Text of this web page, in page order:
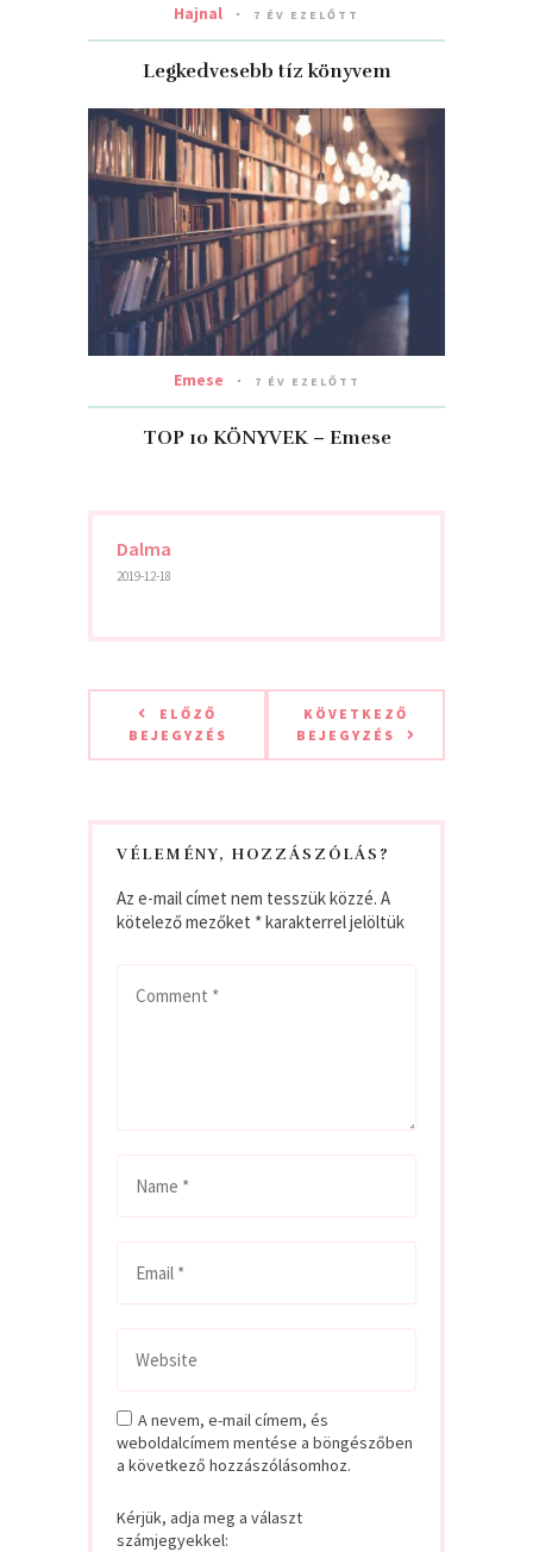
Hajnal 7 ÉV EZELŐTT
Legkedvesebb tíz könyvem
Emese 7 ÉV EZELŐTT
TOP 10 KÖNYVEK – Emese
Dalma
2019-12-18
ELŐZŐ
BEJEGYZÉS
KÖVETKEZŐ
BEJEGYZÉS
VÉLEMÉNY, HOZZÁSZÓLÁS?
Az e-mail címet nem tesszük közzé. A
kötelező mezőket *karakterrel jelöltük
A nevem, e-mail címem, és
weboldalcímem mentése a böngészőben
a következő hozzászólásomhoz.
Kérjük, adja meg a választ
számjegyekkel: